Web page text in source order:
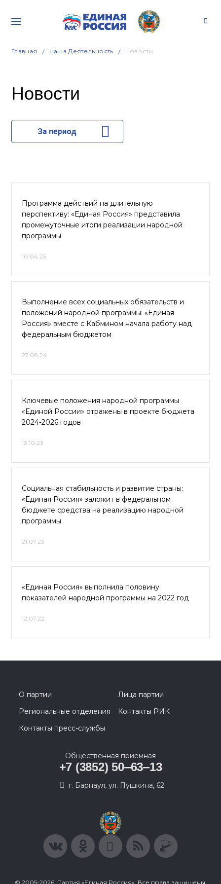
Главная Наша Деятельность Новости
Новости
За период
Программа действий на длительную
перспективу: «Единая Россия» представила
промежуточные итоги реализации народной
программы
10.04.25
Выполнение всех социальных обязательств и
положений народной программы: «Единая
Россия» вместе с Кабмином начала работу над
федеральным бюджетом
27.08.24
Ключевые положения народной программы
«Единой России» отражены в проекте бюджета
2024-2026 годов
13.10.23
Социальная стабильность и развитие страны:
«Единая Россия» заложит в федеральном
бюджете средства на реализацию народной
программы
21.07.23
«Единая Россия» выполнила половину
показателей народной программы на 2022 год
12.07.22
О партии
Лица партии
Региональные отделения
Контакты РИК
Контакты пресс-службы
Общественная приемная
+7 (3852) 50‒63‒13
г. Барнаул, ул. Пушкина, 62
© 2005-2026, Партия «Единая Россия». Все права защищены.